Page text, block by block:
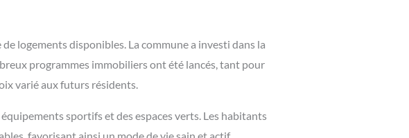
logements disponibles. La commune a investi dans la
programmes immobiliers ont été lancés, tant pour
varié aux futurs résidents.
sportifs et des espaces verts. Les habitants